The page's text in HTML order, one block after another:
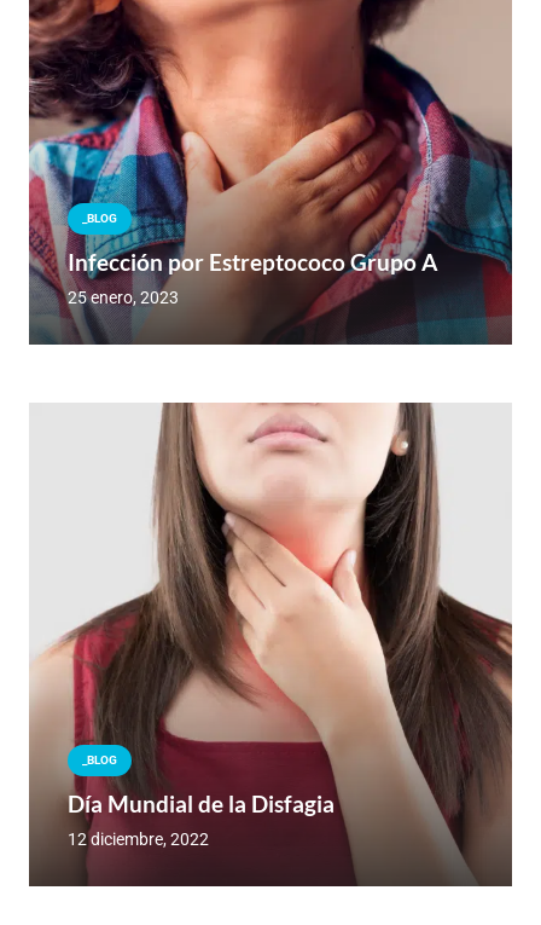
_BLOG
Infección por Estreptococo Grupo A
25 enero, 2023
_BLOG
Día Mundial de la Disfagia
12 diciembre, 2022